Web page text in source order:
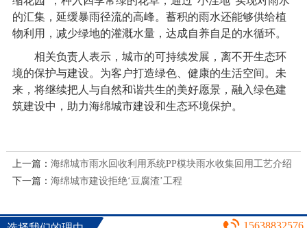
的汇集，延缓暴雨径流的高峰。蓄积的雨水还能够供给植
物利用，减少绿地的灌溉水量，达成自养自足的水循环。
相关负责人表示，城市的可持续发展，离不开生态环
境的保护与建设。为客户打造绿色、健康的生活空间。未
来，将继续把人与自然和谐共生的美好愿景，融入绿色建
筑建设中，助力海绵城市建设和生态环境保护。
上一篇： 海绵城市雨水回收利用系统PP模块雨水收集回用工艺介绍
下一篇： 海绵城市建设拒绝‘豆腐渣’工程